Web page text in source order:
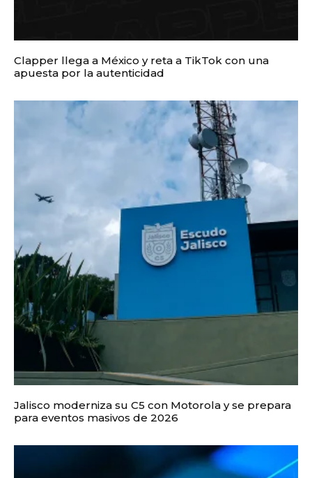
Clapper llega a México y reta a TikTok con una
apuesta por la autenticidad
Jalisco moderniza su C5 con Motorola y se prepara
para eventos masivos de 2026